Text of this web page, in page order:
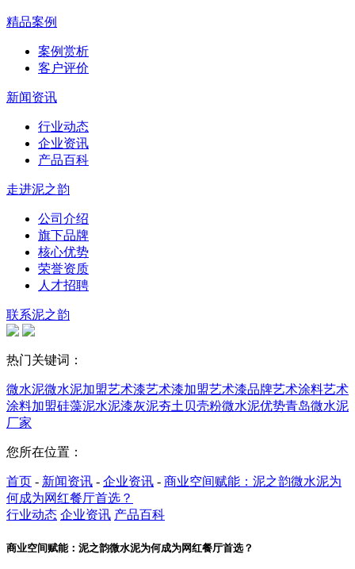
精品案例
案例赏析
客户评价
新闻资讯
行业动态
企业资讯
产品百科
走进泥之韵
公司介绍
旗下品牌
核心优势
荣誉资质
人才招聘
联系泥之韵
热门关键词：
微水泥微水泥加盟艺术漆艺术漆加盟艺术漆品牌艺术涂料艺术
涂料加盟硅藻泥水泥漆灰泥夯土 贝壳粉微水泥优势青岛微水泥
厂家
您所在位置：
首页 - 新闻资讯 - 企业资讯 - 商业空间赋能：泥之韵微水泥为
何成为网红餐厅首选？
行业动态 企业资讯 产品百科
商业空间赋能：泥之韵微水泥为何成为网红餐厅首选？